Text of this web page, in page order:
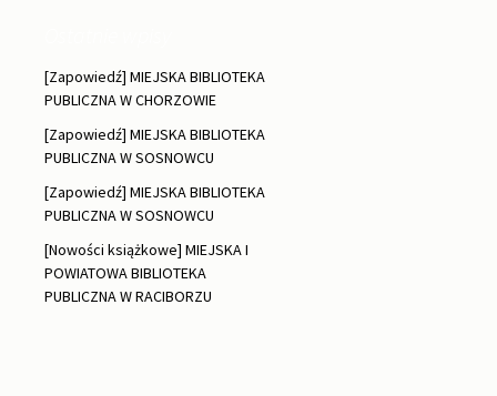
[Zapowiedź] MIEJSKA BIBLIOTEKA
PUBLICZNA W CHORZOWIE
[Zapowiedź] MIEJSKA BIBLIOTEKA
PUBLICZNA W SOSNOWCU
[Zapowiedź] MIEJSKA BIBLIOTEKA
PUBLICZNA W SOSNOWCU
[Nowości książkowe] MIEJSKA I
POWIATOWA BIBLIOTEKA
PUBLICZNA W RACIBORZU